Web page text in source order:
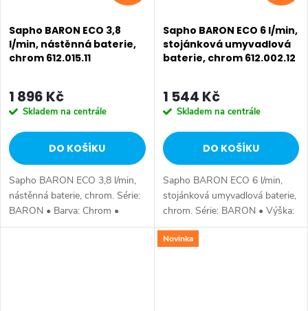
Sapho BARON ECO 3,8
l/min, nástěnná baterie,
chrom 612.015.11
1 896 Kč
Skladem na centrále
DO KOŠÍKU
Sapho BARON ECO 3,8 l/min,
nástěnná baterie, chrom. Série:
BARON • Barva: Chrom •
Materiál: Mosaz • Tvar: Kruhové
Sapho BARON ECO 6 l/min,
stojánková umyvadlová
baterie, chrom 612.002.12
1 544 Kč
Skladem na centrále
DO KOŠÍKU
Sapho BARON ECO 6 l/min,
stojánková umyvadlová baterie,
chrom. Série: BARON • Výška:
125 mm • Hloubka: 136 mm •
Barva: Chrom • Materiál: Mosaz
Novinka